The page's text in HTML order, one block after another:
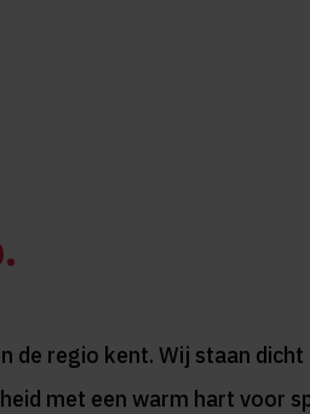
de regio kent. Wij staan dicht
met een warm hart voor